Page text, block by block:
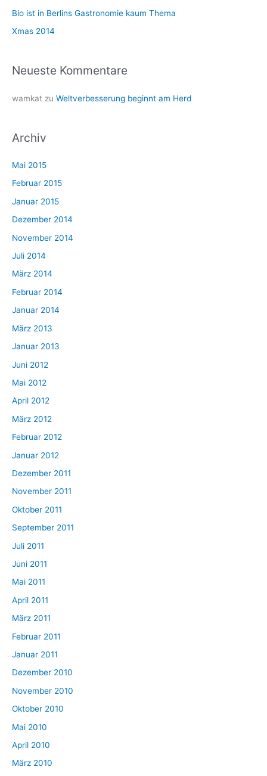
Bio ist in Berlins Gastronomie kaum Thema
Xmas 2014
Neueste Kommentare
wamkat zu Weltverbesserung beginnt am Herd
Archiv
Mai 2015
Februar 2015
Januar 2015
Dezember 2014
November 2014
Juli 2014
März 2014
Februar 2014
Januar 2014
März 2013
Januar 2013
Juni 2012
Mai 2012
April 2012
März 2012
Februar 2012
Januar 2012
Dezember 2011
November 2011
Oktober 2011
September 2011
Juli 2011
Juni 2011
Mai 2011
April 2011
März 2011
Februar 2011
Januar 2011
Dezember 2010
November 2010
Oktober 2010
Mai 2010
April 2010
März 2010